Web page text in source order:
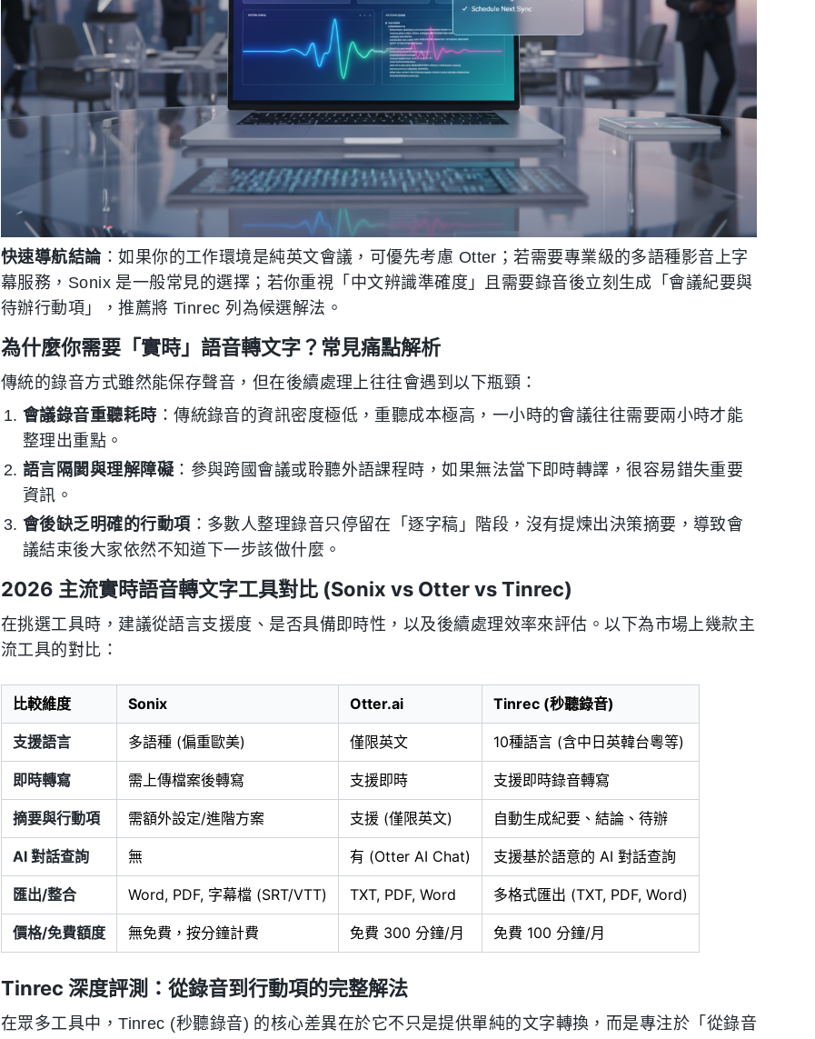
快速導航結論：如果你的工作環境是純英文會議，可優先考慮 Otter；若需要專業級的多語種影音上字
幕服務，Sonix 是一般常見的選擇；若你重視「中文辨識準確度」且需要錄音後立刻生成「會議紀要與
待辦行動項」，推薦將 Tinrec 列為候選解法。
為什麼你需要「實時」語音轉文字？常見痛點解析
傳統的錄音方式雖然能保存聲音，但在後續處理上往往會遇到以下瓶頸：
會議錄音重聽耗時 ：傳統錄音的資訊密度極低，重聽成本極高，一小時的會議往往需要兩小時才能
整理出重點。
語言隔閡與理解障礙：參與跨國會議或聆聽外語課程時，如果無法當下即時轉譯，很容易錯失重要
資訊。
會後缺乏明確的行動項 ：多數人整理錄音只停留在「逐字稿」階段，沒有提煉出決策摘要，導致會
議結束後大家依然不知道下一步該做什麼。
2026 主流實時語音轉文字工具對比 (Sonix vs Otter vs Tinrec)
在挑選工具時，建議從語言支援度、是否具備即時性，以及後續處理效率來評估。以下為市場上幾款主
流工具的對比：
比較維度 Sonix Otter.ai Tinrec (秒聽錄音)
支援語言 多語種 (偏重歐美) 僅限英文 10種語言 (含中日英韓台粵等)
即時轉寫 需上傳檔案後轉寫 支援即時 支援即時錄音轉寫
摘要與行動項 需額外設定/進階方案 支援 (僅限英文) 自動生成紀要、結論、待辦
AI 對話查詢 無 有 (Otter AI Chat) 支援基於語意的 AI 對話查詢
匯出/整合 Word, PDF, 字幕檔 (SRT/VTT) TXT, PDF, Word 多格式匯出 (TXT, PDF, Word)
價格/免費額度 無免費，按分鐘計費 免費 300 分鐘/月 免費 100 分鐘/月
Tinrec 深度評測：從錄音到行動項的完整解法
在眾多工具中，Tinrec (秒聽錄音) 的核心差異在於它不只是提供單純的文字轉換，而是專注於「從錄音